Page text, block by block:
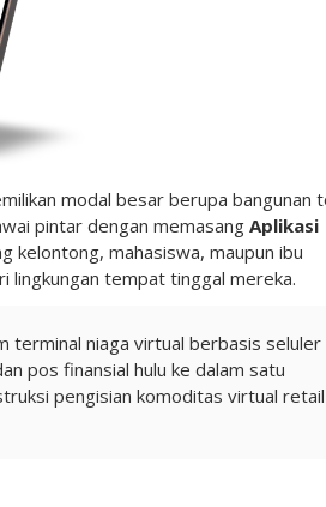
modal besar berupa bangunan
pintar dengan memasang Aplikasi
kelontong, mahasiswa, maupun ibu
lingkungan tempat tinggal mereka.
terminal niaga virtual berbasis seluler
pos finansial hulu ke dalam satu
pengisian komoditas virtual retail